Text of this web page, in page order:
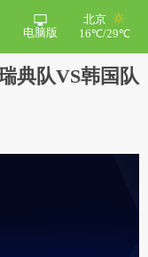
北京
16℃/29℃
电脑版
典队VS韩国队